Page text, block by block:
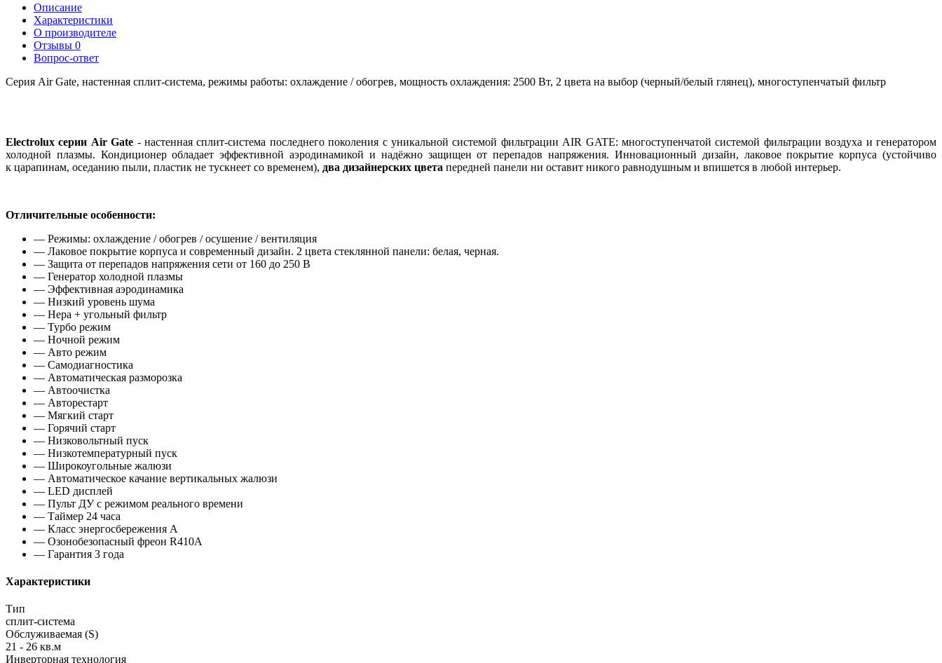
Описание
Характеристики
О производителе
Отзывы 0
Вопрос-ответ
Серия Air Gate, настенная сплит-система, режимы работы: охлаждение / обогрев, мощность охлаждения: 2500 Вт, 2 цвета на выбор (черный/белый глянец), многоступенчатый фильтр
Electrolux серии Air Gate - настеннаясплит-система последнего поколения c уникальной системой фильтрации AIR GATE: многоступенчатой системой фильтрации воздуха и генератором
холодной плазмы. Кондиционер обладает эффективной аэродинамикой и надёжно защищен от перепадов напряжения. Инновационный дизайн, лаковое покрытие корпуса (устойчиво
к царапинам, оседанию пыли, пластик не тускнеет со временем), два дизайнерских цвета передней панели ни оставит никого равнодушным и впишется в любой интерьер.
Отличительные особенности:
— Режимы: охлаждение / обогрев / осушение / вентиляция
— Лаковое покрытие корпуса и современный дизайн. 2 цвета стеклянной панели: белая, черная.
— Защита от перепадов напряжения сети от 160 до 250 В
— Генератор холодной плазмы
— Эффективная аэродинамика
— Низкий уровень шума
— Hepa + угольный фильтр
— Турбо режим
— Ночной режим
— Авто режим
— Самодиагностика
— Автоматическая разморозка
— Автоочистка
— Авторестарт
— Мягкий старт
— Горячий старт
— Низковольтный пуск
— Низкотемпературный пуск
— Широкоугольные жалюзи
— Автоматическое качание вертикальных жалюзи
— LED дисплей
— Пульт ДУ с режимом реального времени
— Таймер 24 часа
— Класс энергосбережения A
— Озонобезопасный фреон R410A
— Гарантия 3 года
Характеристики
Тип
сплит-система
Обслуживаемая (S)
21 - 26 кв.м
Инверторная технология